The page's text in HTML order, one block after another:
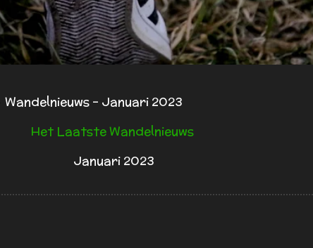
Wandelnieuws - Januari 2023
Het Laatste Wandelnieuws
Januari 2023